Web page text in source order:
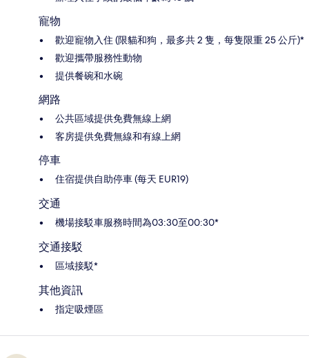
寵物
歡迎寵物入住 (限貓和狗，最多共 2 隻，每隻限重 25 公斤)*
歡迎攜帶服務性動物
提供餐碗和水碗
網路
公共區域提供免費無線上網
客房提供免費無線和有線上網
停車
住宿提供自助停車 (每天 EUR19)
交通
機場接駁車服務時間為03:30至00:30*
交通接駁
區域接駁*
其他資訊
指定吸煙區